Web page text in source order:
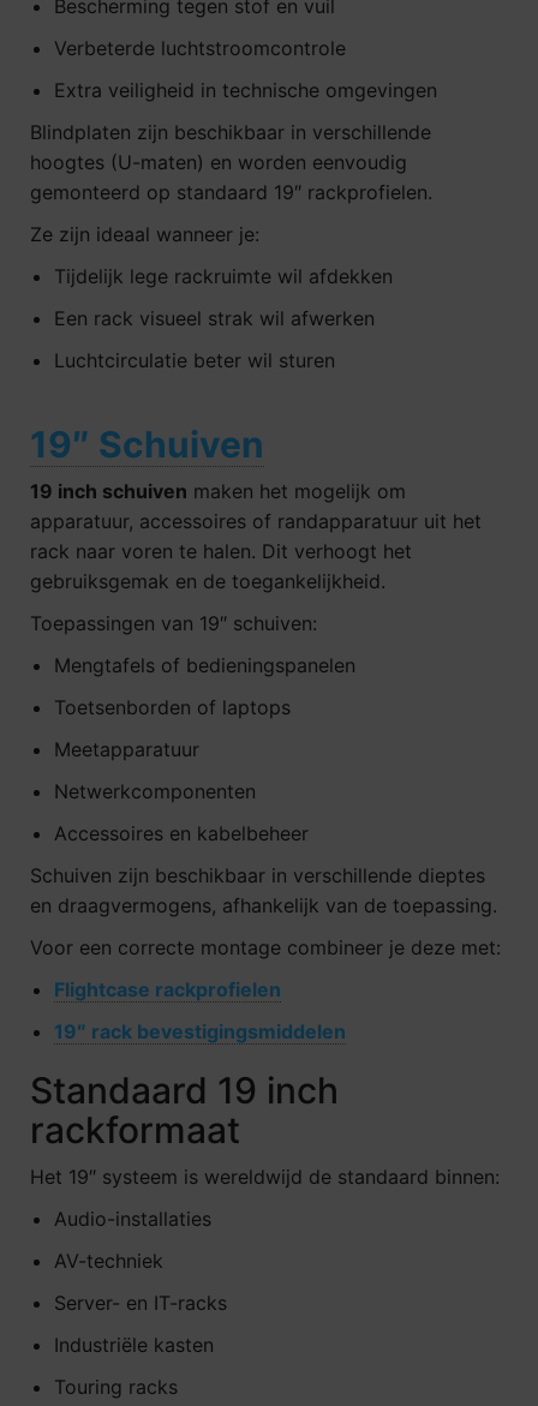
Bescherming tegen stof en vuil
Verbeterde luchtstroomcontrole
Extra veiligheid in technische omgevingen
Blindplaten zijn beschikbaar in verschillende
hoogtes (U-maten) en worden eenvoudig
gemonteerd op standaard 19″ rackprofielen.
Ze zijn ideaal wanneer je:
Tijdelijk lege rackruimte wil afdekken
Een rack visueel strak wil afwerken
Luchtcirculatie beter wil sturen
19″ Schuiven
19 inch schuiven maken het mogelijk om
apparatuur, accessoires of randapparatuur uit het
rack naar voren te halen. Dit verhoogt het
gebruiksgemak en de toegankelijkheid.
Toepassingen van 19″ schuiven:
Mengtafels of bedieningspanelen
Toetsenborden of laptops
Meetapparatuur
Netwerkcomponenten
Accessoires en kabelbeheer
Schuiven zijn beschikbaar in verschillende dieptes
en draagvermogens, afhankelijk van de toepassing.
Voor een correcte montage combineer je deze met:
Flightcase rackprofielen
19″ rack bevestigingsmiddelen
Standaard 19 inch
rackformaat
Het 19″ systeem is wereldwijd de standaard binnen:
Audio-installaties
AV-techniek
Server- en IT-racks
Industriële kasten
Touring racks